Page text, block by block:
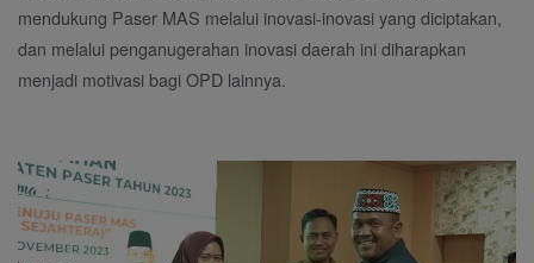
mendukung Paser MAS melalui inovasi-inovasi yang diciptakan,
dan melalui penganugerahan inovasi daerah ini diharapkan
menjadi motivasi bagi OPD lainnya.